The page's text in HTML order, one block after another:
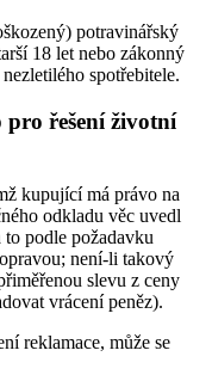
potravinářský
18 let nebo zákonný
spotřebitele.
řešení životní
kupující má právo na
odkladu věc uvedl
podle požadavku
není-li takový
slevu z ceny
vrácení peněz).
reklamace, může se